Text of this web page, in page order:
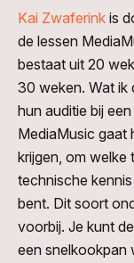
Kai Zwaferink is
de lessen
bestaat uit 20
30 weken. Wat ik
hun auditie bij
MediaMusic gaat
krijgen, om welke
technische
bent. Dit soort
voorbij. Je kunt
een snelkookpan